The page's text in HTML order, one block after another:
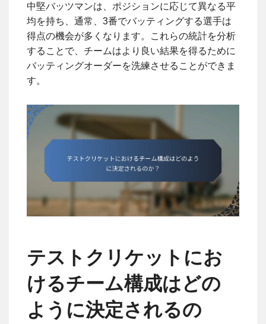
中堅バッツマンは、ポジションに応じて異なる平
均を持ち、通常、3番でバッティングする選手は
得点の機会が多くなります。これらの統計を分析
することで、チームはより良い結果を得るために
バッティングオーダーを洗練させることができま
す。
テストクリケットにお
けるチーム構成はどの
ように決定されるの